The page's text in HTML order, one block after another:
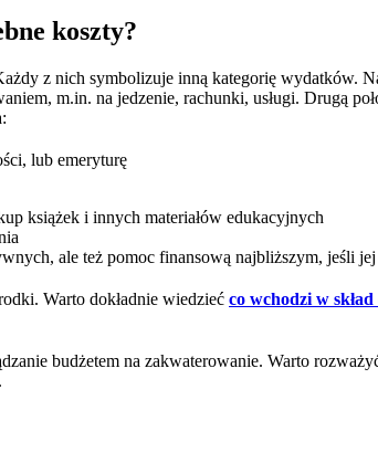
koszty?
z nich symbolizuje inną kategorię wydatków.
m.in. na jedzenie, rachunki, usługi. Drugą
lub emeryturę
książek i innych materiałów edukacyjnych
ale też pomoc finansową najbliższym, jeśli
Warto dokładnie wiedzieć co wchodzi w skład
budżetem na zakwaterowanie. Warto